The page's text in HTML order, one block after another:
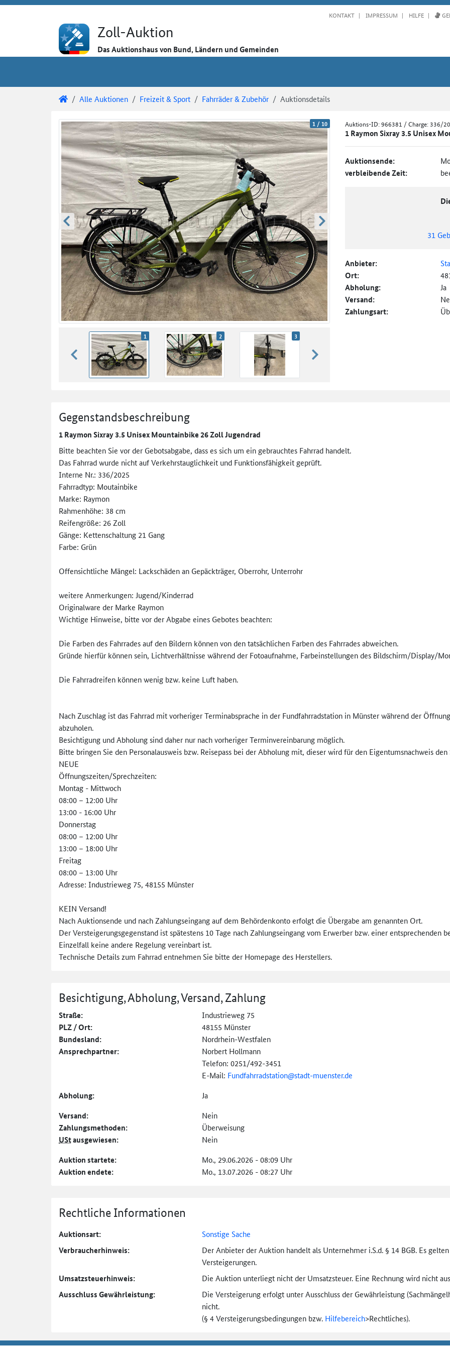
KONTAKT IMPRESSUM HILFE
Zoll-Auktion
Das Auktionshaus von Bund, Ländern und Gemeinden
Zoll-Auktion
Alle Auktionen Freizeit & Sport Fahrräder & Zubehör Auktionsdetails
Auktionsdetails
Auktionsüberblick 1 /10
zurück blättern weiter blättern
zurück blättern
1 2 3
weiter blättern
Auktions-ID:966381 / Charge: 336/
1 Raymon Sixray 3.5 Unisex
Auktionsende:
verbleibende Zeit:
31
Anbieter:
Ort:
Abholung: Ja
Versand:
Zahlungsart:
Gegenstandsbeschreibung
1 Raymon Sixray 3.5 Unisex Mountainbike 26 Zoll Jugendrad
Bitte beachten Sie vor der Gebotsabgabe, dass es sich um ein gebrauchtes Fahrrad handelt.
Das Fahrrad wurde nicht auf Verkehrstauglichkeit und Funktionsfähigkeit geprüft.
Interne Nr.: 336/2025
Fahrradtyp: Moutainbike
Marke: Raymon
Rahmenhöhe: 38 cm
Reifengröße: 26 Zoll
Gänge: Kettenschaltung 21 Gang
Farbe: Grün
Offensichtliche Mängel: Lackschäden an Gepäckträger, Oberrohr, Unterrohr
weitere Anmerkungen: Jugend/Kinderrad
Originalware der Marke Raymon
Wichtige Hinweise, bitte vor der Abgabe eines Gebotes beachten:
Die Farben des Fahrrades auf den Bildern können von den tatsächlichen Farben des Fahrrades abweichen.
Gründe hierfür können sein, Lichtverhältnisse während der Fotoaufnahme, Farbeinstellungen des Bildschirm/Display/
Die Fahrradreifen können wenig bzw. keine Luft haben.
Nach Zuschlag ist das Fahrrad mit vorheriger Terminabsprache in der Fundfahrradstation in Münster während der
abzuholen.
Besichtigung und Abholung sind daher nur nach vorheriger Terminvereinbarung möglich.
Bitte bringen Sie den Personalausweis bzw. Reisepass bei der Abholung mit, dieser wird für den Eigentumsnachweis
NEUE
Öffnungszeiten/Sprechzeiten:
Montag - Mittwoch
08:00 – 12:00 Uhr
13:00 - 16:00 Uhr
Donnerstag
08:00 – 12:00 Uhr
13:00 – 18:00 Uhr
Freitag
08:00 – 13:00 Uhr
Adresse: Industrieweg 75, 48155 Münster
KEIN Versand!
Nach Auktionsende und nach Zahlungseingang auf dem Behördenkonto erfolgt die Übergabe am genannten Ort.
Der Versteigerungsgegenstand ist spätestens 10 Tage nach Zahlungseingang vom Erwerber bzw. einer entsprechenden
Einzelfall keine andere Regelung vereinbart ist.
Technische Details zum Fahrrad entnehmen Sie bitte der Homepage des Herstellers.
Besichtigung, Abholung, Versand, Zahlung
Straße: Industrieweg 75
PLZ / Ort: 48155 Münster
Bundesland: Nordrhein-Westfalen
Ansprechpartner:
Norbert Hollmann
Telefon: 0251/492-3451
E-Mail: Fundfahrradstation@stadt-muenster.de
Abholung: Ja
Versand: Nein
Zahlungs­methoden: Überweisung
UStausgewiesen: Nein
Auktion startete: Mo., 29.06.2026 - 08:09 Uhr
Auktion endete: Mo., 13.07.2026 - 08:27 Uhr
Rechtliche Informationen
Auktionsart: Sonstige Sache
Verbraucher­hinweis:
Der Anbieter der Auktion handelt als Unternehmer i.S.d. § 14 BGB. Es
Versteigerungen.
Umsatzsteuer­hinweis: Die Auktion unterliegt nicht der Umsatzsteuer. Eine Rechnung wird nicht
Ausschluss Gewährleistung: Die Versteigerung erfolgt unter Ausschluss der Gewährleistung
nicht.
(§ 4 Versteigerungs­bedingungen bzw. Hilfebereich>Rechtliches).